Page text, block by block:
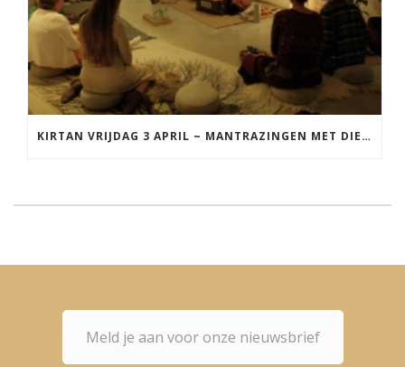
KIRTAN VRIJDAG 3 APRIL ~ MANTRAZINGEN MET DIEDERICK IN LEEUWARDEN
Meld je aan voor onze nieuwsbrief